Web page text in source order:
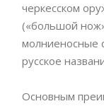
черкесском
(«большой
молниеносные
русское
Основным